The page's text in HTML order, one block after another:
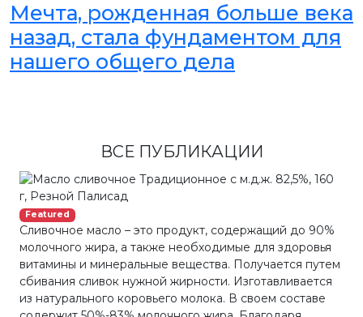
Мечта, рожденная больше века
назад, стала фундаментом для
нашего общего дела
ВСЕ ПУБЛИКАЦИИ
Featured
Сливочное масло – это продукт, содержащий до 90%
молочного жира, а также необходимые для здоровья
витамины и минеральные вещества. Получается путем
сбивания сливок нужной жирности. Изготавливается
из натурального коровьего молока. В своем составе